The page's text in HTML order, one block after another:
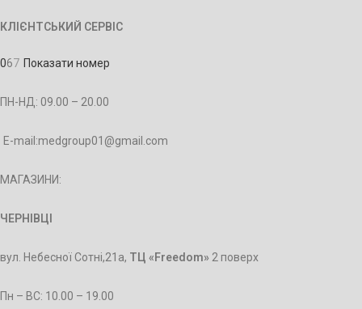
КЛІЄНТСЬКИЙ СЕРВІС
067 Показати номер
ПН-НД: 09.00 – 20.00
E-mail:medgroup01@gmail.com
МАГАЗИНИ:
ЧЕРНІВЦІ
вул. Небесної Сотні,21а, ТЦ «Freedom» 2 поверх
Пн – BC: 10.00 – 19.00